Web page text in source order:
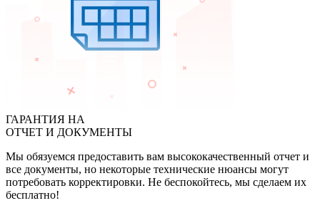
ГАРАНТИЯ НА
ОТЧЕТ И ДОКУМЕНТЫ
Мы обязуемся предоставить вам высококачественный отчет и
все документы, но некоторые технические нюансы могут
потребовать корректировки. Не беспокойтесь, мы сделаем их
бесплатно!